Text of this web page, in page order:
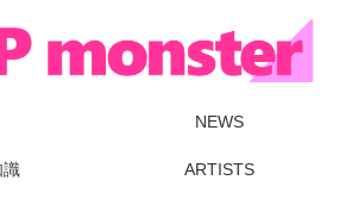
NEWS
識 ARTISTS